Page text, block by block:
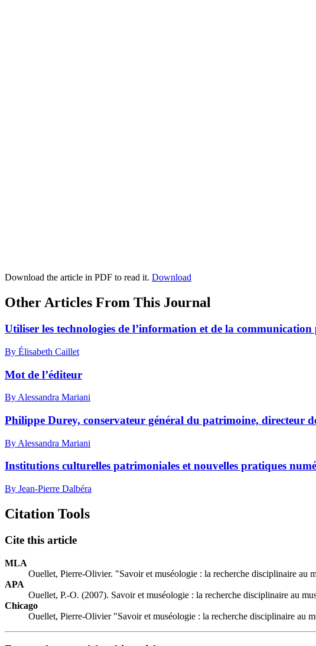
Download the article in PDF to read it. Download
Other Articles From This Journal
Utiliser les technologies de l’information et de la
By Élisabeth Caillet
Mot de l’éditeur
By Alessandra Mariani
Philippe Durey, conservateur général du patrimoine, directeur
By Alessandra Mariani
Institutions culturelles patrimoniales et nouvelles pratiques
By Jean-Pierre Dalbéra
Citation Tools
Cite this article
MLA
Ouellet, Pierre-Olivier. "Savoir et muséologie : la recherche disciplinaire au
APA
Ouellet, P.-O. (2007). Savoir et muséologie : la recherche disciplinaire au
Chicago
Ouellet, Pierre-Olivier "Savoir et muséologie : la recherche disciplinaire au